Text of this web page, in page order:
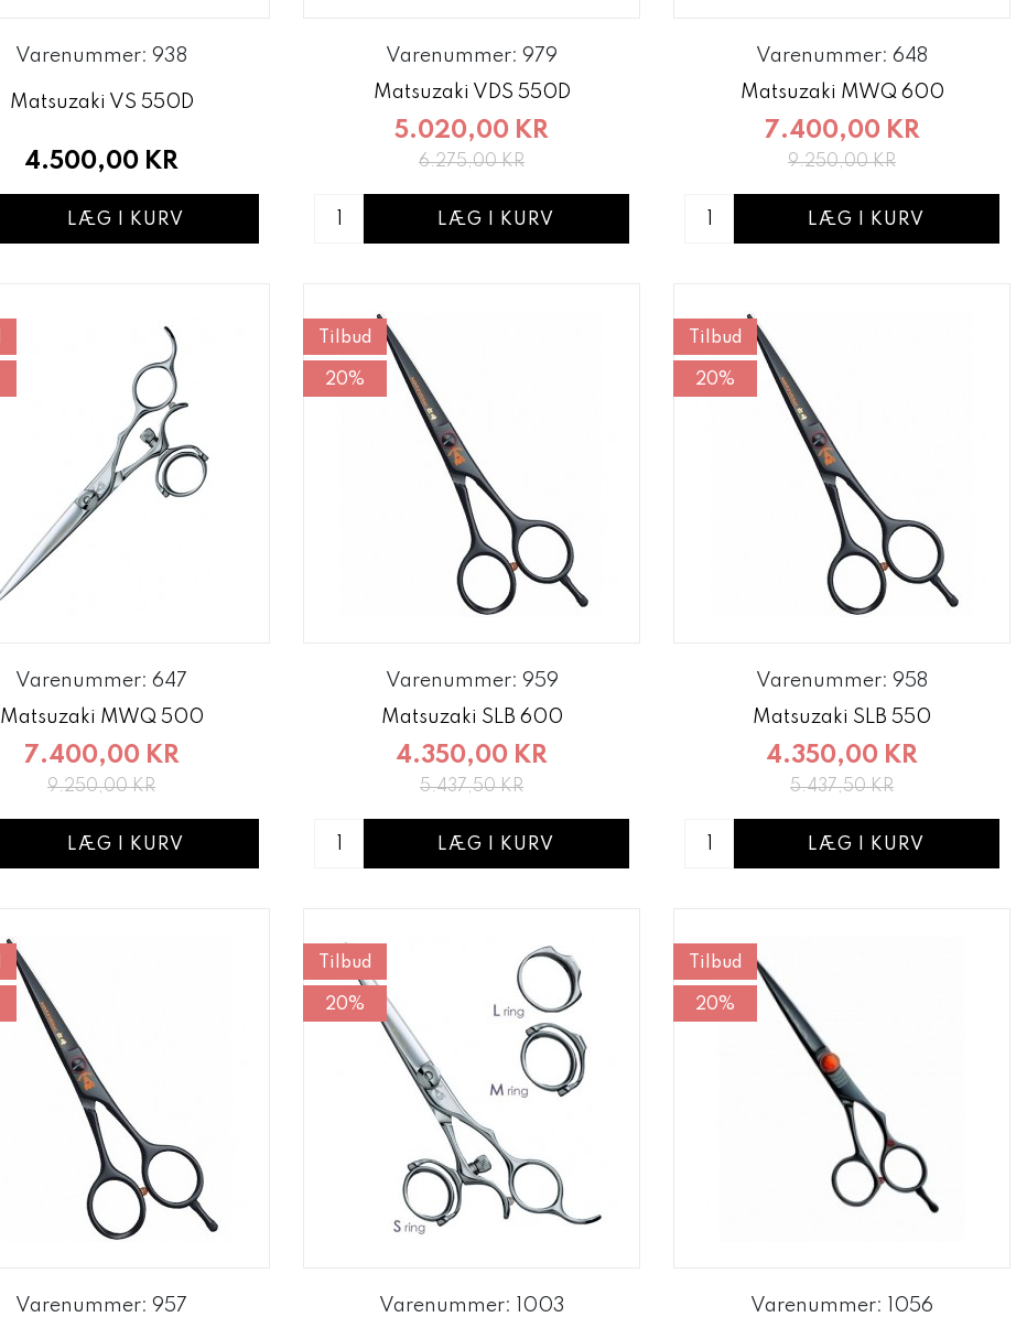
Varenummer: 938
Matsuzaki VS 550D
4.500,00 KR
LÆG I KURV
Varenummer: 979
Matsuzaki VDS 550D
5.020,00 KR
6.275,00 KR
LÆG I KURV
Varenummer: 648
Matsuzaki MWQ 600
7.400,00 KR
9.250,00 KR
LÆG I KURV
Varenummer: 647
Matsuzaki MWQ 500
7.400,00 KR
9.250,00 KR
LÆG I KURV
Tilbud
20%
Varenummer: 959
Matsuzaki SLB 600
4.350,00 KR
5.437,50 KR
LÆG I KURV
Tilbud
20%
Varenummer: 958
Matsuzaki SLB 550
4.350,00 KR
5.437,50 KR
LÆG I KURV
Varenummer: 957
Tilbud
20%
Varenummer: 1003
Tilbud
20%
Varenummer: 1056